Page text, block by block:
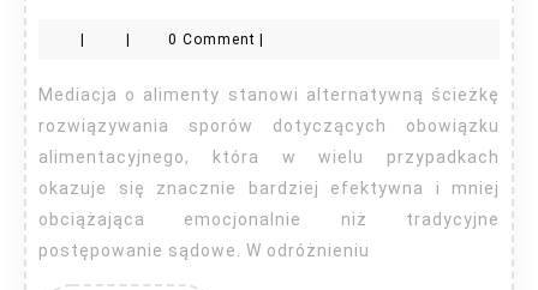
mediacja
o
alimenty?
| | 0 Comment |
Mediacja o alimenty stanowi alternatywną ścieżkę
rozwiązywania sporów dotyczących obowiązku
alimentacyjnego, która w wielu przypadkach
okazuje się znacznie bardziej efektywna i mniej
obciążająca emocjonalnie niż tradycyjne
postępowanie sądowe. W odróżnieniu